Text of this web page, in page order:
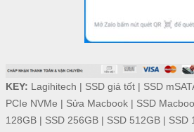
KEY: Lagihitech | SSD giá tốt| SSD
PCIe NVMe | Sửa Macbook| SSD
128GB| SSD 256GB| SSD 512GB| SSD